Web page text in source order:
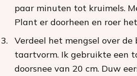
paar minuten tot kruimels.
Plant er doorheen en roer
Verdeel het mengsel over de
taartvorm. Ik gebruikte een
doorsnee van 20 cm. Duw